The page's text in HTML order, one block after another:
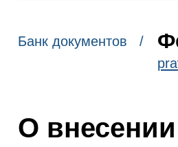
Банк документов /
О